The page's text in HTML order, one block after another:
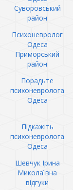
Суворовський
район
Психоневролог
Одеса
Приморський
район
Порадьте
психоневролога
Одеса
Підкажіть
психоневролога
Одеса
Шевчук Ірина
Миколаївна
відгуки